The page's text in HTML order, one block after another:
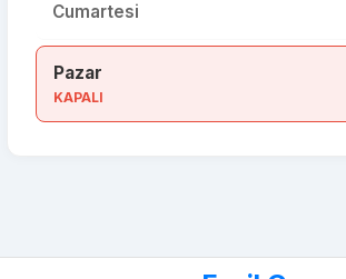
Cumartesi
Pazar
KAPALI